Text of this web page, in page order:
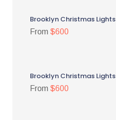
Brooklyn Christmas Lights
From $600
Brooklyn Christmas Lights
From $600